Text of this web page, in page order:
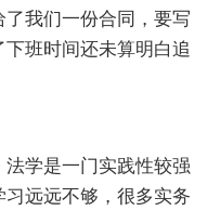
我们一份合同，要写
班时间还未算明白追
学是一门实践性较强
远远不够，很多实务